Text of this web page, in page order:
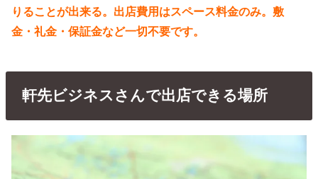
りることが出来る。 出店費用はスペース料金のみ。敷
金・礼金・保証金など一切不要です。
軒先ビジネスさんで出店できる場所